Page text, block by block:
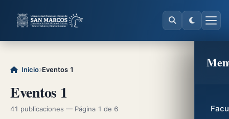
Inicio Eventos 1
Eventos 1
41 publicaciones — Página 1 de 6